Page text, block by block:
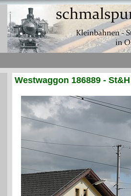
Westwaggon 186889 -